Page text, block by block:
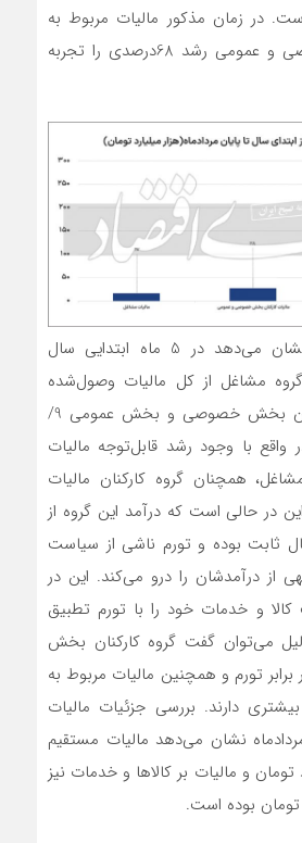
در زمان مذکور مالیات مربوط به
کارکنان بخش خصوصی و عمومی رشد 68درصدی را تجربه
همچنین بررسی‌ها نشان می‌دهد در 5 ماه ابتدایی سال
مشاغل از کل مالیات وصول‌شده
6درصد و سهم کارکنان بخش خصوصی و بخش عمومی 9/
واقع با وجود رشد قابل‌توجه مالیات
همچنان گروه کارکنان مالیات
در حالی است که درآمد این گروه از
ثابت بوده و تورم ناشی از سیاست
از درآمدشان را درو می‌کند. این در
و خدمات خود را با تورم تطبیق
می‌توان گفت گروه کارکنان بخش
تورم و همچنین مالیات مربوط به
دارند. بررسی جزئیات مالیات
نشان می‌دهد مالیات مستقیم
میلیارد تومان و مالیات بر کالاها و خدمات نیز